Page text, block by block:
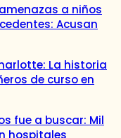
a niños
Acusan
La historia
de curso en
fue a buscar: Mil
hospitales